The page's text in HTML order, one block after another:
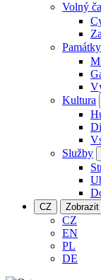
Volný
Památky
Kultura
Služby
CZ
CZ
EN
PL
DE